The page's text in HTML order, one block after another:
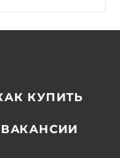
КУПИТЬ
ВАКАНСИИ